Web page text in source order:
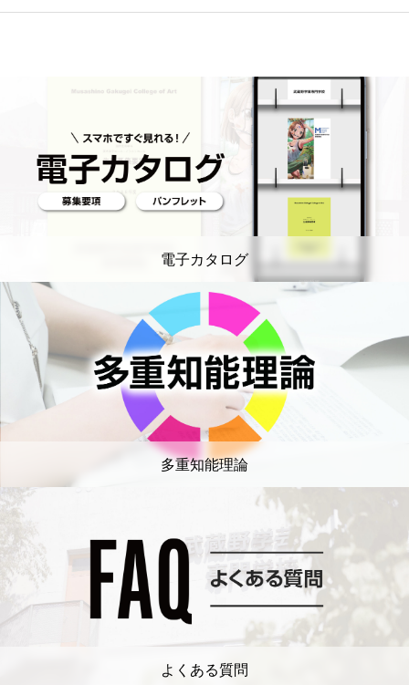
電子カタログ
多重知能理論
よくある質問